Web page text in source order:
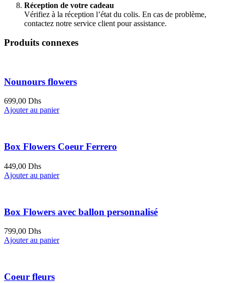
Réception de votre cadeau
Vérifiez à la réception l’état du colis. En cas de problème,
contactez notre service client pour assistance.
Produits connexes
Nounours flowers
699,00 Dhs
Ajouter au panier
Box Flowers Coeur Ferrero
449,00 Dhs
Ajouter au panier
Box Flowers avec ballon personnalisé
799,00 Dhs
Ajouter au panier
Coeur fleurs